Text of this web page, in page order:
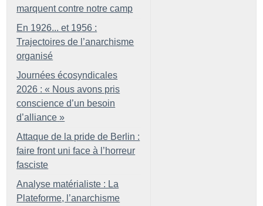
marquent contre notre camp
En 1926... et 1956 :
Trajectoires de l’anarchisme
organisé
Journées écosyndicales
2026 : « Nous avons pris
conscience d’un besoin
d’alliance »
Attaque de la pride de Berlin :
faire front uni face à l’horreur
fasciste
Analyse matérialiste : La
Plateforme, l’anarchisme